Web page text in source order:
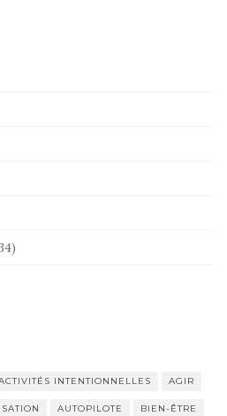
INTENTIONNELLES AGIR
AUTOPILOTE BIEN-ÊTRE